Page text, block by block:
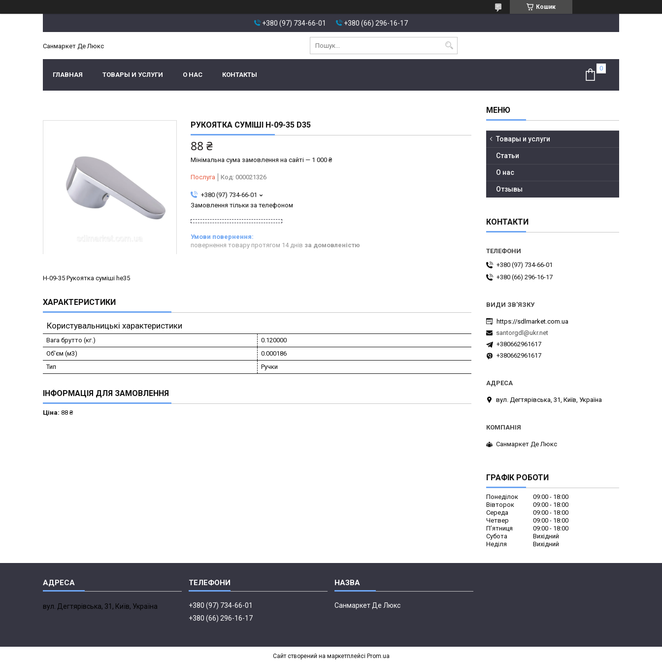
Кошик
+380 (97) 734-66-01 +380 (66) 296-16-17
Санмаркет Де Люкс
ГЛАВНАЯ ТОВАРЫ И УСЛУГИ О НАС КОНТАКТЫ
РУКОЯТКА СУМІШІ H-09-35 D35
88 ₴
Мінімальна сума замовлення на сайті — 1 000 ₴
Послуга Код: 000021326
+380 (97) 734-66-01
Замовлення тільки за телефоном
повернення товару протягом 14 днів за домовленістю
H-09-35 Рукоятка суміші he35
ХАРАКТЕРИСТИКИ
Користувальницькі характеристики
Вага брутто (кг.)
0.120000
Об'єм (м3)
0.000186
Тип
Ручки
ІНФОРМАЦІЯ ДЛЯ ЗАМОВЛЕННЯ
Ціна: 88 ₴
Товары и услуги
Статьи
О нас
Отзывы
КОНТАКТИ
+380 (97) 734-66-01
+380 (66) 296-16-17
https://sdlmarket.com.ua
santorgdl@ukr.net
+380662961617
+380662961617
вул. Дегтярівська, 31, Київ, Україна
Санмаркет Де Люкс
ГРАФІК РОБОТИ
Понеділок 09:00
18:00
Вівторок
09:00
18:00
Середа
09:00
18:00
Четвер
09:00
18:00
Пʼятниця
09:00
18:00
Субота
Вихідний
Неділя
Вихідний
вул. Дегтярівська, 31, Київ, Україна
+380 (97) 734-66-01
+380 (66) 296-16-17
Санмаркет Де Люкс
Сайт створений на маркетплейсі Prom.ua